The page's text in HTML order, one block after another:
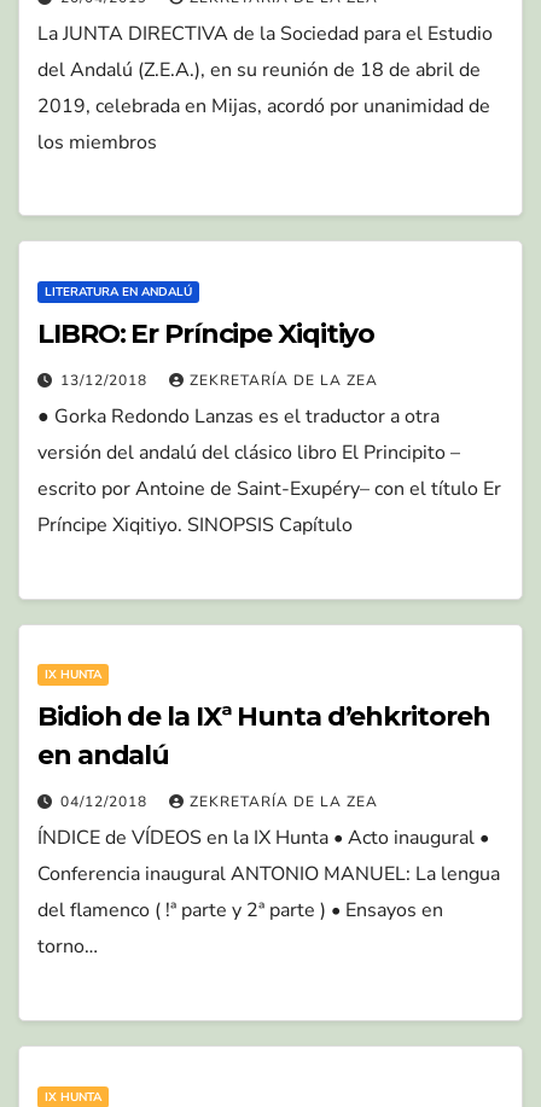
La JUNTA DIRECTIVA de la Sociedad para el Estudio
del Andalú (Z.E.A.), en su reunión de 18 de abril de
2019, celebrada en Mijas, acordó por unanimidad de
los miembros
LITERATURA EN ANDALÚ
LIBRO: Er Príncipe Xiqitiyo
13/12/2018 ZEKRETARÍA DE LA ZEA
● Gorka Redondo Lanzas es el traductor a otra
versión del andalú del clásico libro El Principito –
escrito por Antoine de Saint-Exupéry– con el título Er
Príncipe Xiqitiyo. SINOPSIS Capítulo
IX HUNTA
Bidioh de la IXª Hunta d’ehkritoreh
en andalú
04/12/2018 ZEKRETARÍA DE LA ZEA
ÍNDICE de VÍDEOS en la IX Hunta • Acto inaugural •
Conferencia inaugural ANTONIO MANUEL: La lengua
del flamenco ( !ª parte y 2ª parte ) • Ensayos en
torno…
IX HUNTA